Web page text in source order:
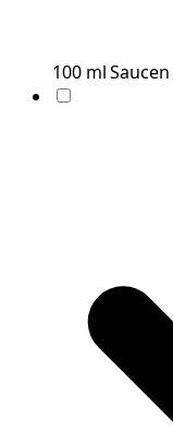
100 mlSaucen